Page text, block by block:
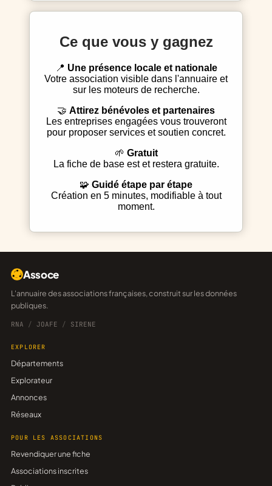
Ce que vous y gagnez
Une présence locale et nationale
Votre association visible dans l'annuaire et
sur les moteurs de recherche.
Attirez bénévoles et partenaires
Les entreprises engagées vous trouveront
pour proposer services et soutien concret.
Gratuit
La fiche de base est et restera gratuite.
Guidé étape par étape
Création en 5 minutes, modifiable à tout
moment.
Assoce
L'annuaire des associations françaises, construit sur les données
publiques.
RNA / JOAFE / SIRENE
EXPLORER
Départements
Explorateur
Annonces
Réseaux
POUR LES ASSOCIATIONS
Revendiquer une fiche
Associations inscrites